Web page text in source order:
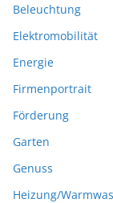
Beleuchtung
Elektromobilität
Energie
Firmenportrait
Förderung
Garten
Genuss
Heizung/